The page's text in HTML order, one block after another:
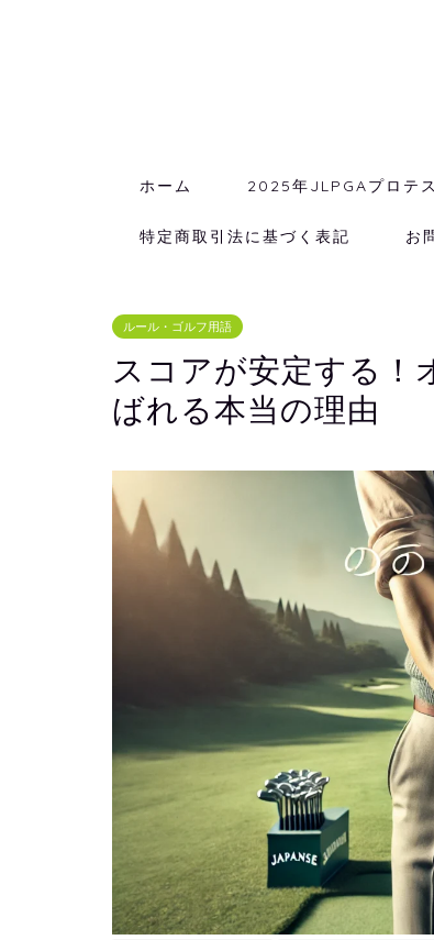
ホーム 2025年JLPGAプロテ
特定商取引法に基づく表記 お
ルール・ゴルフ用語
スコアが安定する！
ばれる本当の理由